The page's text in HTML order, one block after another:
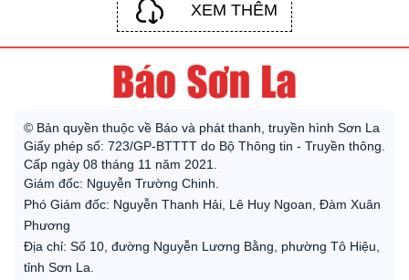
XEM THÊM
© Bản quyền thuộc về Báo và phát thanh, truyền hình Sơn La
Giấy phép số: 723/GP-BTTTT do Bộ Thông tin - Truyền thông.
Cấp ngày 08 tháng 11 năm 2021.
Giám đốc: Nguyễn Trường Chinh.
Phó Giám đốc: Nguyễn Thanh Hải, Lê Huy Ngoan, Đàm Xuân
Phương
Địa chỉ: Số 10, đường Nguyễn Lương Bằng, phường Tô Hiệu,
tỉnh Sơn La.